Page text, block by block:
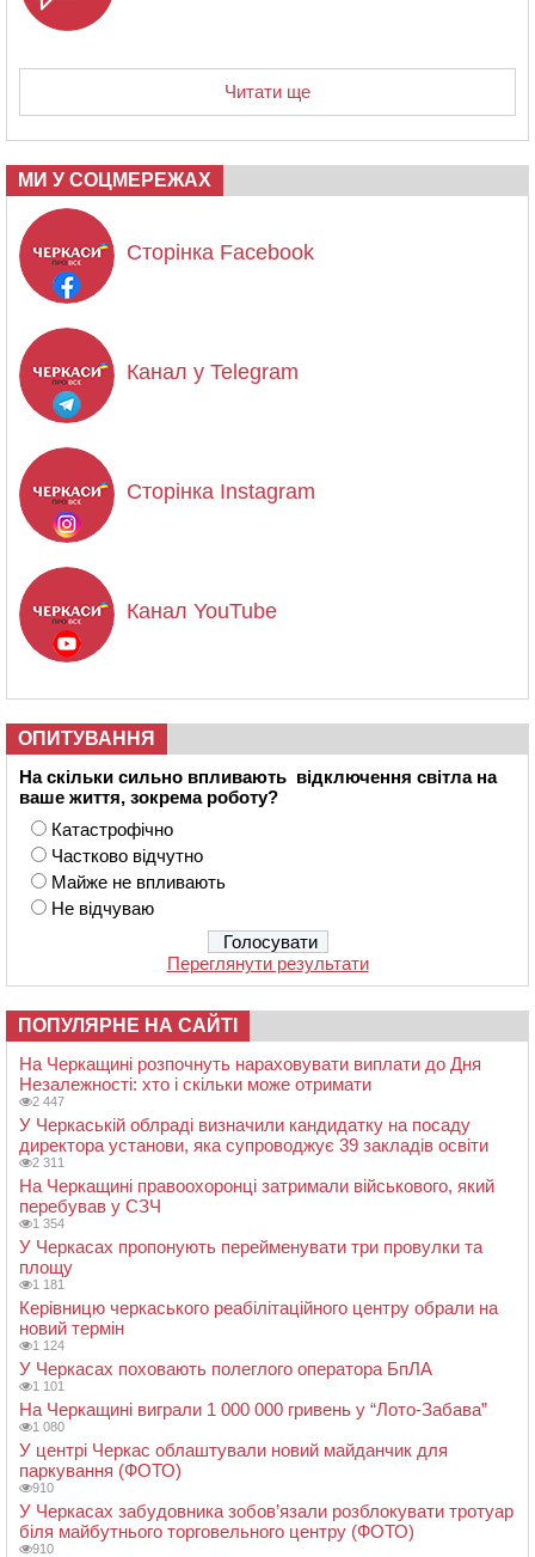
Читати ще
МИ У СОЦМЕРЕЖАХ
Сторінка Facebook
Канал у Telegram
Сторінка Instagram
Канал YouTube
ОПИТУВАННЯ
На скільки сильно впливають відключення світла на
ваше життя, зокрема роботу?
Катастрофічно
Частково відчутно
Майже не впливають
Не відчуваю
Переглянути результати
ПОПУЛЯРНЕ НА САЙТІ
На Черкащині розпочнуть нараховувати виплати до Дня
Незалежності: хто і скільки може отримати
2 447
У Черкаській облраді визначили кандидатку на посаду
директора установи, яка супроводжує 39 закладів освіти
2 311
На Черкащині правоохоронці затримали військового, який
перебував у СЗЧ
1 354
У Черкасах пропонують перейменувати три провулки та
площу
1 181
Керівницю черкаського реабілітаційного центру обрали на
новий термін
1 124
У Черкасах поховають полеглого оператора БпЛА
1 101
На Черкащині виграли 1 000 000 гривень у “Лото-Забава”
1 080
У центрі Черкас облаштували новий майданчик для
паркування (ФОТО)
910
У Черкасах забудовника зобов’язали розблокувати тротуар
біля майбутнього торговельного центру (ФОТО)
910